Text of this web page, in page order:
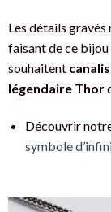
Les détails
faisant de ce
souhaitent
légendaire Thor
Découvrir
symbole